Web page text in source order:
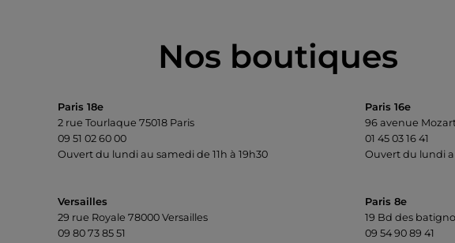
Nos boutiques
Paris 18e
2 rue Tourlaque 75018 Paris
09 51 02 60 00
Ouvert du lundi au samedi de 11h à 19h30
Versailles
29 rue Royale 78000 Versailles
09 80 73 85 51
Paris 16e
96 avenue
01 45 03 16 41
Ouvert du lundi
Paris 8e
19 Bd des
09 54 90 89 41